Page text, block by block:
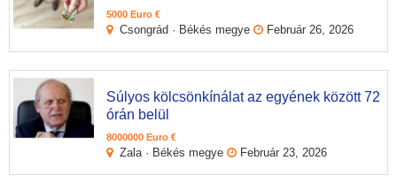
5000 Euro €
Csongrád · Békés megye Február 26, 2026
Súlyos kölcsönkínálat az egyének között 72
órán belül
8000000 Euro €
Zala · Békés megye Február 23, 2026